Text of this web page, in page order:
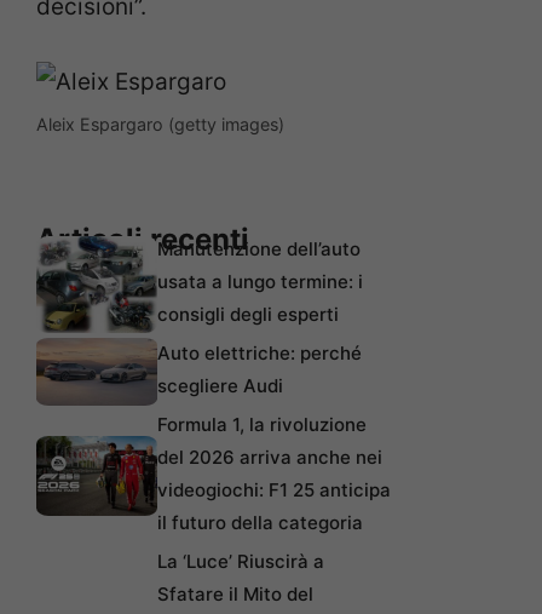
decisioni”.
Aleix Espargaro (getty images)
Articoli recentiManutenzione dell’auto
usata a lungo termine: i
consigli degli esperti
Auto elettriche: perché
scegliere Audi
Formula 1, la rivoluzione
del 2026 arriva anche nei
videogiochi: F1 25 anticipa
il futuro della categoria
La ‘Luce’ Riuscirà a
Sfatare il Mito del